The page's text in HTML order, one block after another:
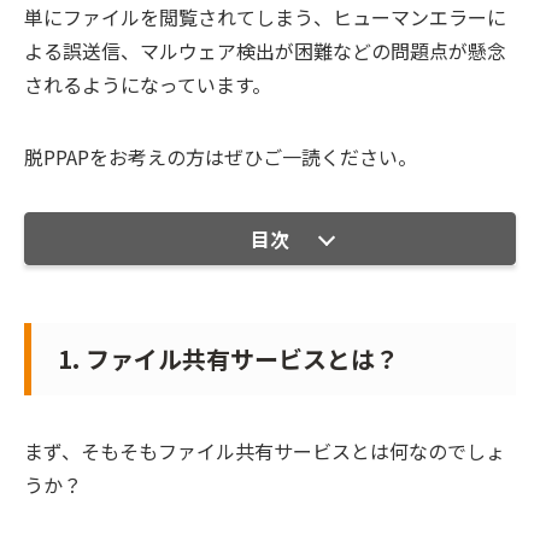
単にファイルを閲覧されてしまう、ヒューマンエラーに
よる誤送信、マルウェア検出が困難などの問題点が懸念
されるようになっています。
脱PPAPをお考えの方はぜひご一読ください。
目次
1. ファイル共有サービスとは？
まず、そもそもファイル共有サービスとは何なのでしょ
うか？